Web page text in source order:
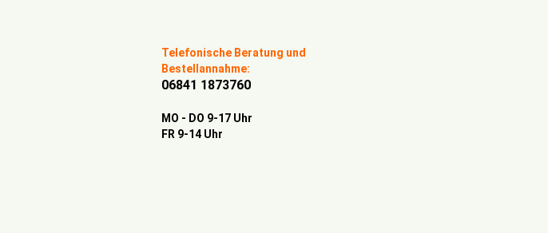
Telefonische Beratung und
Bestellannahme:
06841 1873760
MO - DO 9-17 Uhr
FR 9-14 Uhr